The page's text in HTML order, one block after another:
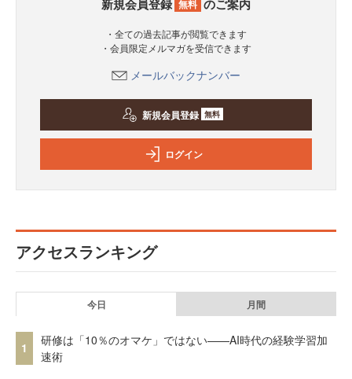
新規会員登録 無料 のご案内
・全ての過去記事が閲覧できます
・会員限定メルマガを受信できます
メールバックナンバー
新規会員登録 無料
ログイン
アクセスランキング
今日 月間
1
研修は「10％のオマケ」ではない——AI時代の経験学習加
速術